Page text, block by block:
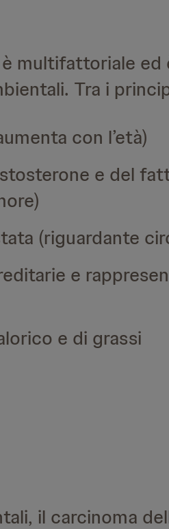
multifattoriale
Tra i
con l’età)
e del
(riguardante
e
e di grassi
il carcinoma